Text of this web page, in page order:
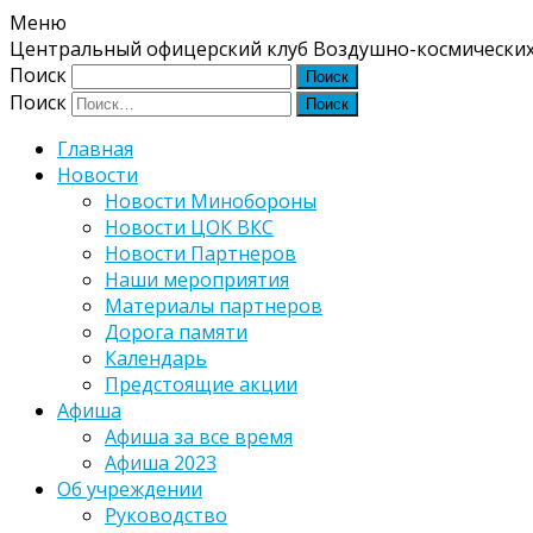
Меню
Центральный офицерский клуб Воздушно-
Поиск
Поиск
Главная
Новости
Новости Минобороны
Новости ЦОК ВКС
Новости Партнеров
Наши мероприятия
Материалы партнеров
Дорога памяти
Календарь
Предстоящие акции
Афиша
Афиша за все время
Афиша 2023
Об учреждении
Руководство